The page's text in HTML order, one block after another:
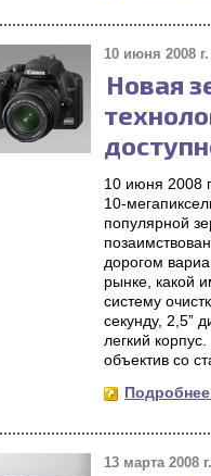
10 июня 2008 г.
Новая
10 июня 2008
10-
популярной
дорогом
рынке, какой
систему
секунду, 2,5”
легкий
объектив со
13 марта 2008 г.